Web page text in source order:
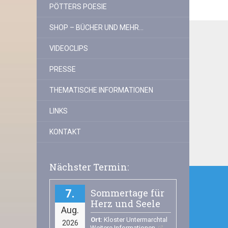
PÖTTERS POESIE
SHOP – BÜCHER UND MEHR…
VIDEOCLIPS
PRESSE
THEMATISCHE INFORMATIONEN
LINKS
KONTAKT
Nächster Termin:
Aug.
7
2026
Sommertage für
Herz und Seele
Ort: Kloster Untermarchtal